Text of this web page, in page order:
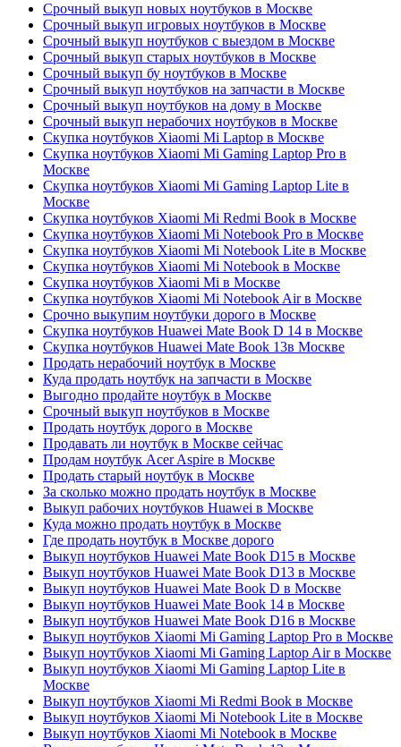
Срочный выкуп новых ноутбуков в Москве
Срочный выкуп игровых ноутбуков в Москве
Срочный выкуп ноутбуков с выездом в Москве
Срочный выкуп старых ноутбуков в Москве
Срочный выкуп бу ноутбуков в Москве
Срочный выкуп ноутбуков на запчасти в Москве
Срочный выкуп ноутбуков на дому в Москве
Срочный выкуп нерабочих ноутбуков в Москве
Скупка ноутбуков Xiaomi Mi Laptop в Москве
Скупка ноутбуков Xiaomi Mi Gaming Laptop Pro в
Москве
Скупка ноутбуков Xiaomi Mi Gaming Laptop Lite в
Москве
Скупка ноутбуков Xiaomi Mi Redmi Book в Москве
Скупка ноутбуков Xiaomi Mi Notebook Pro в Москве
Скупка ноутбуков Xiaomi Mi Notebook Lite в Москве
Скупка ноутбуков Xiaomi Mi Notebook в Москве
Скупка ноутбуков Xiaomi Mi в Москве
Скупка ноутбуков Xiaomi Mi Notebook Air в Москве
Срочно выкупим ноутбуки дорого в Москве
Скупка ноутбуков Huawei Mate Book D 14 в Москве
Скупка ноутбуков Huawei Mate Book 13в Москве
Продать нерабочий ноутбук в Москве
Куда продать ноутбук на запчасти в Москве
Выгодно продайте ноутбук в Москве
Срочный выкуп ноутбуков в Москве
Продать ноутбук дорого в Москве
Продавать ли ноутбук в Москве сейчас
Продам ноутбук Acer Aspire в Москве
Продать старый ноутбук в Москве
За сколько можно продать ноутбук в Москве
Выкуп рабочих ноутбуков Huawei в Москве
Куда можно продать ноутбук в Москве
Где продать ноутбук в Москве дорого
Выкуп ноутбуков Huawei Mate Book D15 в Москве
Выкуп ноутбуков Huawei Mate Book D13 в Москве
Выкуп ноутбуков Huawei Mate Book D в Москве
Выкуп ноутбуков Huawei Mate Book 14 в Москве
Выкуп ноутбуков Huawei Mate Book D16 в Москве
Выкуп ноутбуков Xiaomi Mi Gaming Laptop Pro в Москве
Выкуп ноутбуков Xiaomi Mi Gaming Laptop Air в Москве
Выкуп ноутбуков Xiaomi Mi Gaming Laptop Lite в
Москве
Выкуп ноутбуков Xiaomi Mi Redmi Book в Москве
Выкуп ноутбуков Xiaomi Mi Notebook Lite в Москве
Выкуп ноутбуков Xiaomi Mi Notebook в Москве